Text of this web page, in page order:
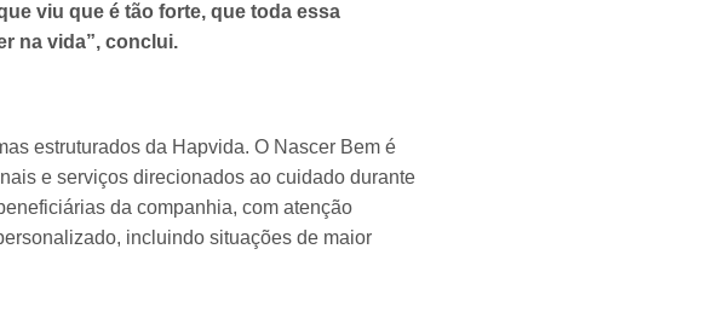
viu que é tão forte, que toda essa
na vida”, conclui.
estruturados da Hapvida. O Nascer Bem é
e serviços direcionados ao cuidado durante
da companhia, com atenção
incluindo situações de maior